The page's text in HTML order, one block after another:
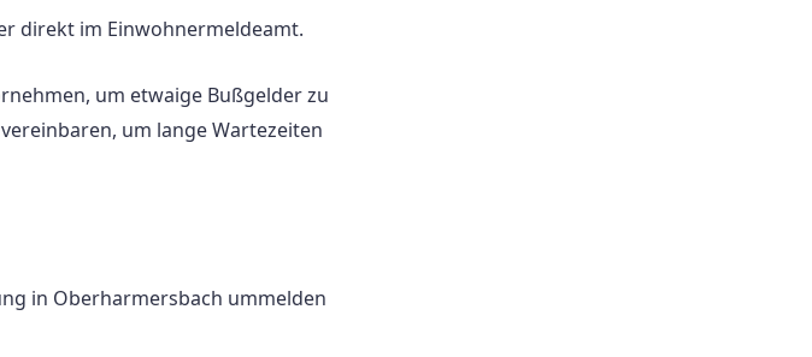
direkt im Einwohnermeldeamt.
um etwaige Bußgelder zu
um lange Wartezeiten
in Oberharmersbach ummelden